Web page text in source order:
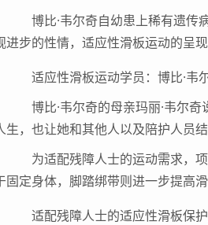
博比·韦尔奇自幼患上稀有遗传
进步的性情，适应性滑板运动的呈
适应性滑板运动学员：博比·韦
博比·韦尔奇的母亲玛丽·韦尔奇
生，也让她和其他人以及陪护人员
为适配残障人士的运动需求，项
固定身体，脚踏绑带则进一步提高
适配残障人士的适应性滑板保